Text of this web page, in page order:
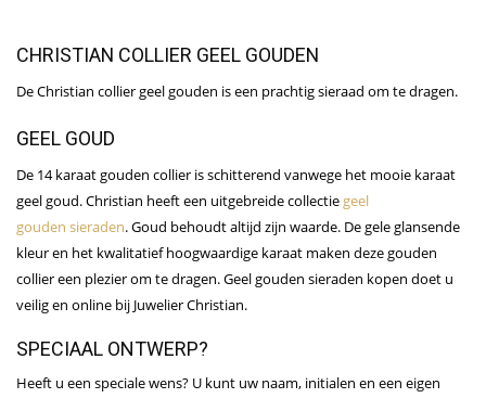
CHRISTIAN COLLIER GEEL GOUDEN
De Christian collier geel gouden is een prachtig sieraad om te dragen.
GEEL GOUD
De 14 karaat gouden collier is schitterend vanwege het mooie karaat
geel goud. Christian heeft een uitgebreide collectie geel
gouden sieraden. Goud behoudt altijd zijn waarde. De gele glansende
kleur en het kwalitatief hoogwaardige karaat maken deze gouden
collier een plezier om te dragen. Geel gouden sieraden kopen doet u
veilig en online bij Juwelier Christian.
SPECIAAL ONTWERP?
Heeft u een speciale wens? U kunt uw naam, initialen en een eigen